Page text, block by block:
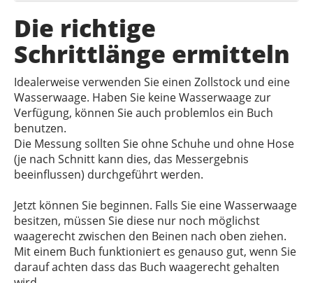
Die richtige
Schrittlänge ermitteln
Idealerweise verwenden Sie einen Zollstock und eine
Wasserwaage. Haben Sie keine Wasserwaage zur
Verfügung, können Sie auch problemlos ein Buch
benutzen.
Die Messung sollten Sie ohne Schuhe und ohne Hose
(je nach Schnitt kann dies, das Messergebnis
beeinflussen) durchgeführt werden.
Jetzt können Sie beginnen. Falls Sie eine Wasserwaage
besitzen, müssen Sie diese nur noch möglichst
waagerecht zwischen den Beinen nach oben ziehen.
Mit einem Buch funktioniert es genauso gut, wenn Sie
darauf achten dass das Buch waagerecht gehalten